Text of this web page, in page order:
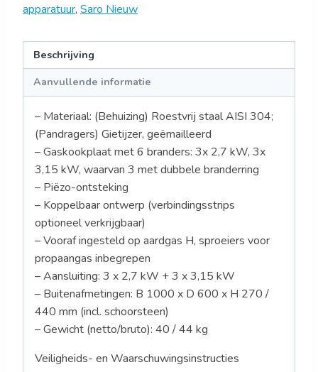
apparatuur, Saro Nieuw
Beschrijving
Aanvullende informatie
– Materiaal: (Behuizing) Roestvrij staal AISI 304;
(Pandragers) Gietijzer, geëmailleerd
– Gaskookplaat met 6 branders: 3x 2,7 kW, 3x
3,15 kW, waarvan 3 met dubbele branderring
– Piëzo-ontsteking
– Koppelbaar ontwerp (verbindingsstrips
optioneel verkrijgbaar)
– Vooraf ingesteld op aardgas H, sproeiers voor
propaangas inbegrepen
– Aansluiting: 3 x 2,7 kW + 3 x 3,15 kW
– Buitenafmetingen: B 1000 x D 600 x H 270 /
440 mm (incl. schoorsteen)
– Gewicht (netto/bruto): 40 / 44 kg
Veiligheids- en Waarschuwingsinstructies